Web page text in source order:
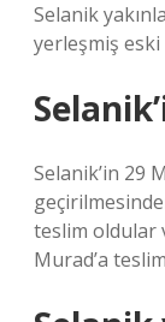
Selanik
yerleşmiş eski
Selanik’in 29
teslim oldular
Murad’a